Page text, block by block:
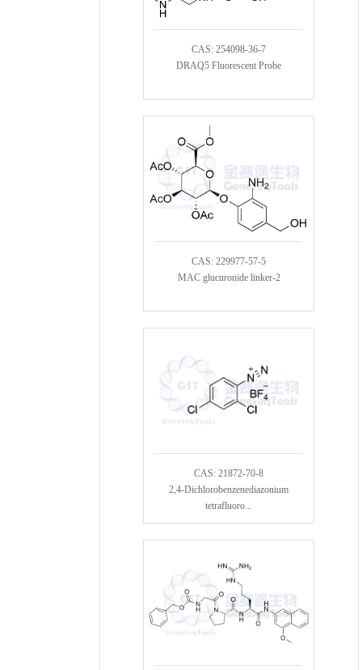
CAS: 254098-36-7
DRAQ5 Fluorescent Probe
CAS: 229977-57-5
MAC glucuronide linker-2
CAS: 21872-70-8
2,4-Dichlorobenzenediazonium
tetrafluoro...